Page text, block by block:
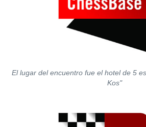
El lugar del encuentro fue el hotel de 5
Kos"